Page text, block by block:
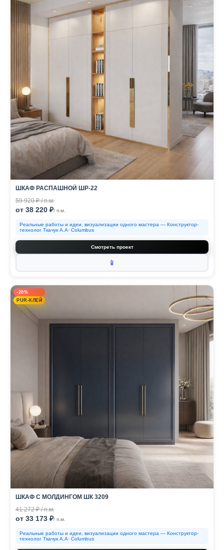
ШКАФ РАСПАШНОЙ ШР-22
59 920 ₽ / п.м.
от 38 220 ₽/ п.м.
Реальные работы и идеи, визуализации одного мастера — Конструктор-
технолог Ткачук А.А· Columbus
Смотреть проект
📱
-20%
PUR-КЛЕЙ
ШКАФ С МОЛДИНГОМ ШК 3209
41 272 ₽ / п.м.
от 33 173 ₽/ п.м.
Реальные работы и идеи, визуализации одного мастера — Конструктор-
технолог Ткачук А.А· Columbus